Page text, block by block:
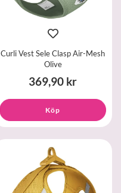
Curli Vest Sele Clasp Air-Mesh
Olive
369,90 kr
Köp